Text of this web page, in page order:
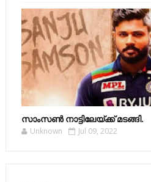
സാംസണ്‍ നാട്ടിലേയ്‌ക്ക് മടങ്ങി.
Unknown Jul 09, 2022